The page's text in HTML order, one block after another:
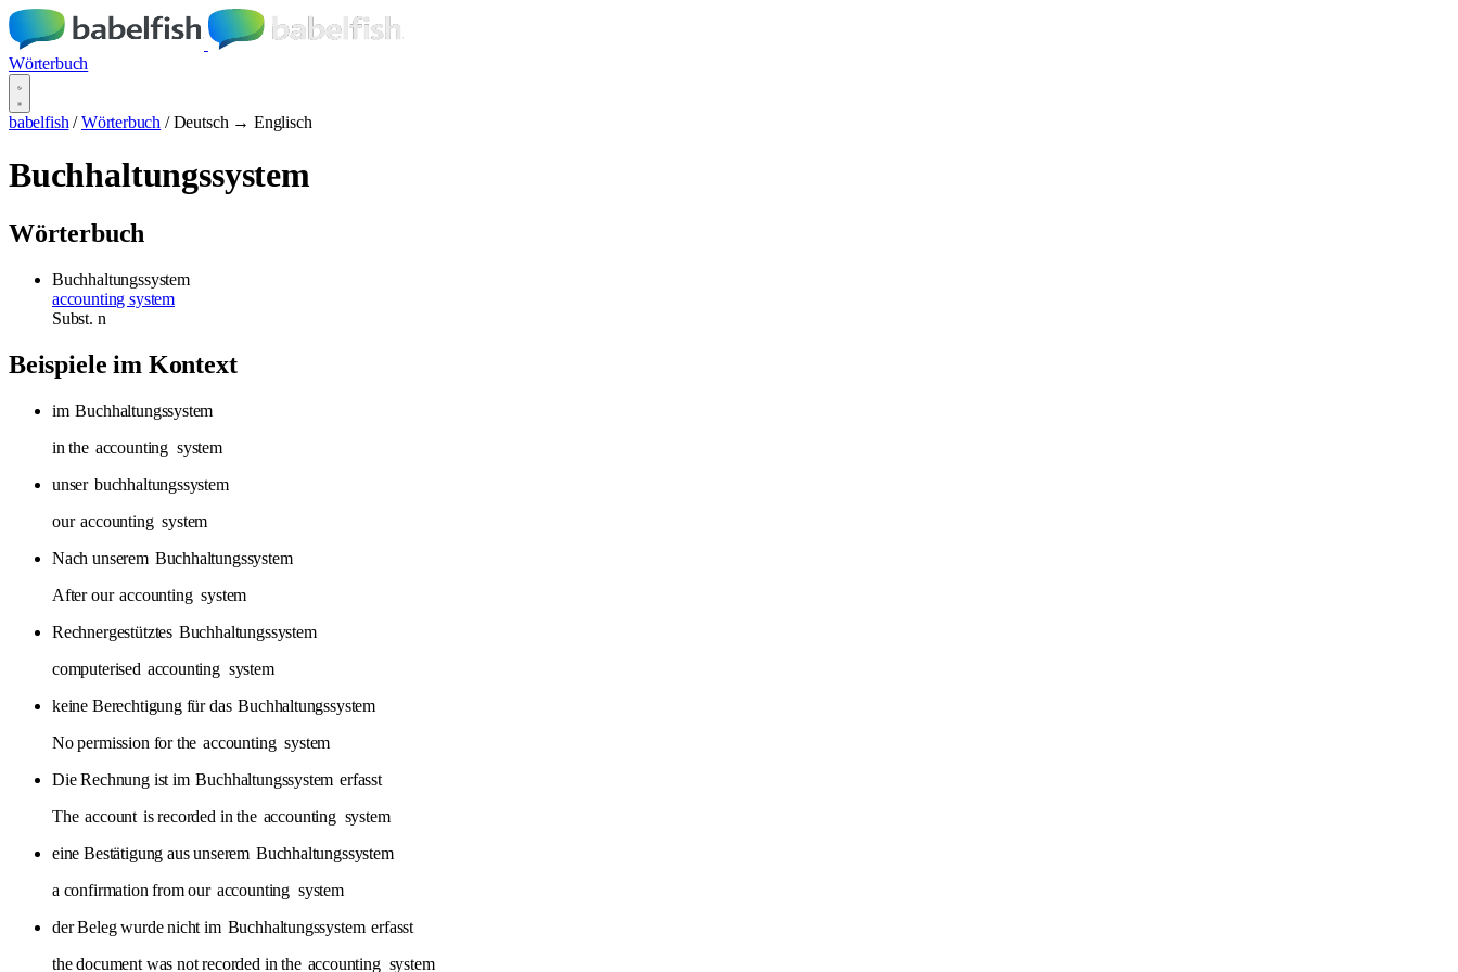
Wörterbuch
babelfish / Wörterbuch / Deutsch → Englisch
Buchhaltungssystem
Wörterbuch
Buchhaltungssystem
accounting system
Subst. n
Beispiele im Kontext
im Buchhaltungssystem
in the accounting system
unser buchhaltungssystem
our accounting system
Nach unserem Buchhaltungssystem
After our accounting system
Rechnergestütztes Buchhaltungssystem
computerised accounting system
keine Berechtigung für das Buchhaltungssystem
No permission for the accounting system
Die Rechnung ist im Buchhaltungssystem erfasst
The account is recorded in the accounting system
eine Bestätigung aus unserem Buchhaltungssystem
a confirmation from our accounting system
der Beleg wurde nicht im Buchhaltungssystem erfasst
the document was not recorded in the accounting system